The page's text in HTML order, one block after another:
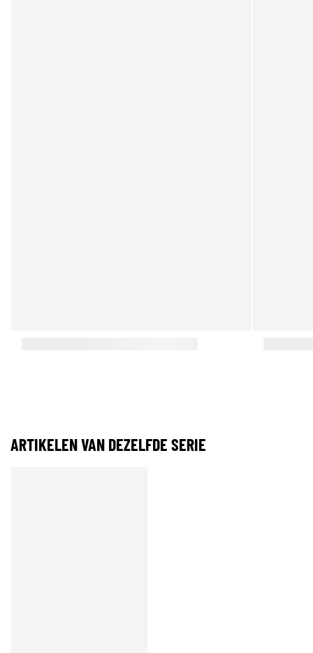
ARTIKELEN VAN DEZELFDE SERIE